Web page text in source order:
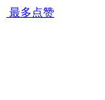
最多点赞